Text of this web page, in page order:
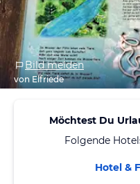
Bild melden
von Elfriede
Möchtest Du
Folgende
Hotel &